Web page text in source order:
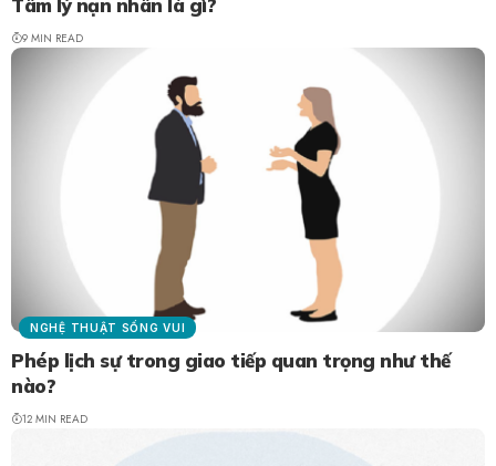
Tâm lý nạn nhân là gì?
9 MIN READ
NGHỆ THUẬT SỐNG VUI
Phép lịch sự trong giao tiếp quan trọng như thế
nào?
12 MIN READ